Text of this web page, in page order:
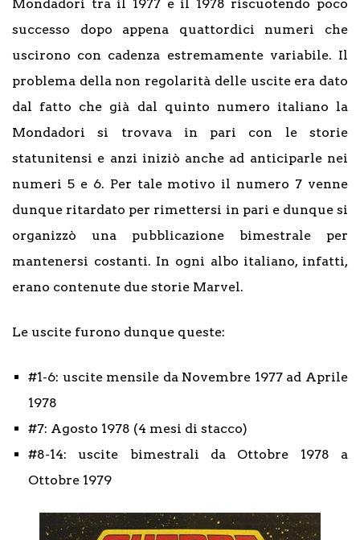
Mondadori tra il 1977 e il 1978 riscuotendo poco
successo dopo appena quattordici numeri che
uscirono con cadenza estremamente variabile. Il
problema della non regolarità delle uscite era dato
dal fatto che già dal quinto numero italiano la
Mondadori si trovava in pari con le storie
statunitensi e anzi iniziò anche ad anticiparle nei
numeri 5 e 6. Per tale motivo il numero 7 venne
dunque ritardato per rimettersi in pari e dunque si
organizzò una pubblicazione bimestrale per
mantenersi costanti. In ogni albo italiano, infatti,
erano contenute due storie Marvel.
Le uscite furono dunque queste:
#1-6: uscite mensile da Novembre 1977 ad Aprile
1978
#7: Agosto 1978 (4 mesi di stacco)
#8-14: uscite bimestrali da Ottobre 1978 a
Ottobre 1979